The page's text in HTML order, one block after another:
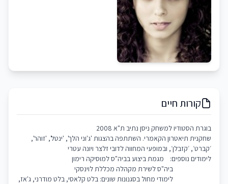
קורות חיים
בוגרת הסטודיו למשחק ניסן נתיב ת"א 2008
שחקנית תיאטרון הקאמרי. השתתפה בהצגות 'ג'וני הלך', 'ינטל', 'זוהר',
׳קברט׳, ׳קזבלן׳, ובמופעי המחווה לדובי זלצר ויונה עטרי
לימודים נוספים: מגמת ביצוע בביה"ס למוסיקה רימון
ביה"ס לשירת מקהלה מכללת לוינסקי
לימודי מחול בסגנונות שונים: בלט קלאסי, בלט מודרני, ג'אז,